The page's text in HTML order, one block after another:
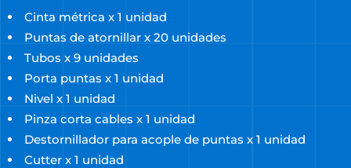
Cinta métrica x 1 unidad
Puntas de atornillar x 20 unidades
Tubos x 9 unidades
Porta puntas x 1 unidad
Nivel x 1 unidad
Pinza corta cables x 1 unidad
Destornillador para acople de puntas x 1 unidad
Cutter x 1 unidad